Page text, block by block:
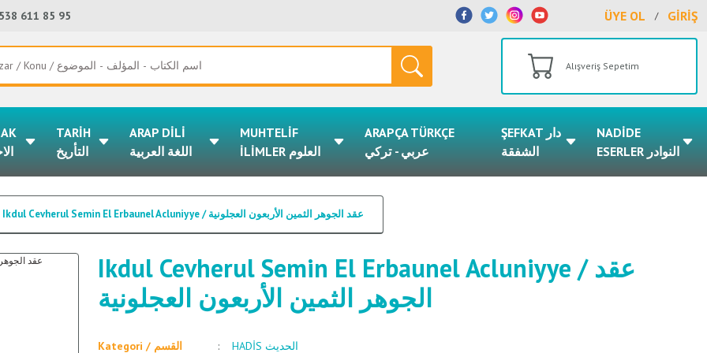
611 85 95 ÜYE OL / GİRİŞ
Alışveriş Sepetim
TARİH
التأريخ
ARAP DİLİ
اللغة العربية
MUHTELİF
İLİMLER العلوم
ARAPÇA TÜRKÇE
عربي - تركي
ŞEFKAT دار
الشفقة
NADİDE
ESERLER النوادر
Ikdul Cevherul Semin El Erbaunel Acluniyye / عقد الجوهر الثمين الأربعون العجلونية
Ikdul Cevherul Semin El Erbaunel Acluniyye / عقد
الجوهر الثمين الأربعون العجلونية
Kategori / القسم HADİS الحديث